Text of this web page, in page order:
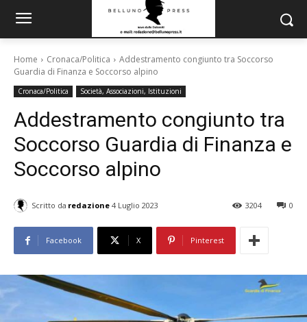
Home Cronaca/Politica
Addestramento congiunto tra Soccorso
Guardia di Finanza e Soccorso alpino
Cronaca/Politica Società, Associazioni, Istituzioni
Addestramento congiunto tra
Soccorso Guardia di Finanza e
Soccorso alpino
Scritto da redazione 4 Luglio 2023 0
3204
Facebook X Pinterest